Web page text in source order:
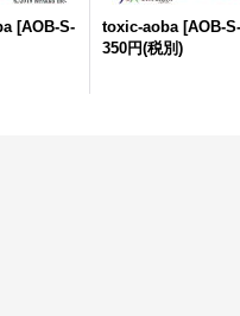
[AOB-S-
toxic-aoba [AOB-
350円(税別)